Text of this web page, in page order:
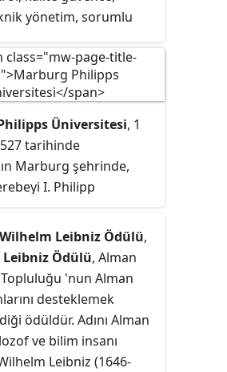
yönetim, sorumlu
Üniversitesi, 1
tarihinde
Marburg şehrinde,
I. Philipp
ProtestanLeibniz Ödülü,
Leibniz Ödülü, Alman
'nun Alman
desteklemek
ödüldür. Adını Alman
ve bilim insanı
Leibniz (1646-